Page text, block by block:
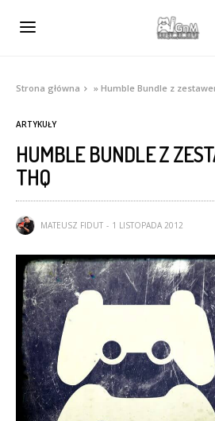
Strona główna »Humble Bundle z
ARTYKUŁY
HUMBLE BUNDLE Z
THQ
MATEUSZ FIDUT 1 LISTOPADA 2012